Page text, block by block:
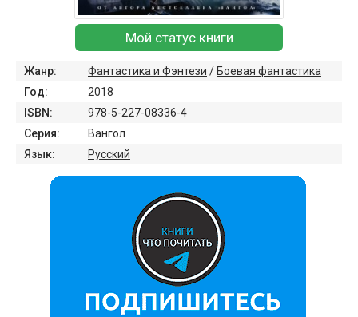
Мой статус книги
Жанр: Фантастика и Фэнтези /Боевая фантастика
Год:
2018
ISBN:
978-5-227-08336-4
Серия:
Вангол
Язык:
Русский